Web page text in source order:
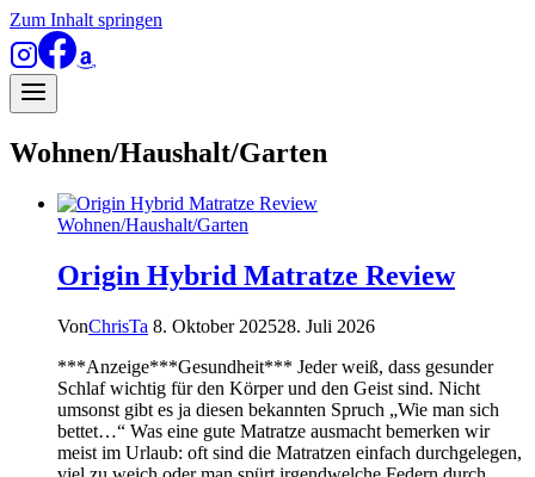
Zum Inhalt springen
Wohnen/Haushalt/Garten
Wohnen/Haushalt/Garten
Origin Hybrid Matratze Review
VonChrisTa 8. Oktober 202528. Juli 2026
***Anzeige***Gesundheit*** Jeder weiß, dass gesunder
Schlaf wichtig für den Körper und den Geist sind. Nicht
umsonst gibt es ja diesen bekannten Spruch „Wie man sich
bettet…“ Was eine gute Matratze ausmacht bemerken wir
meist im Urlaub: oft sind die Matratzen einfach durchgelegen,